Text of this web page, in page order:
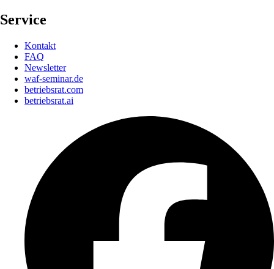
Service
Kontakt
FAQ
Newsletter
waf-seminar.de
betriebsrat.com
betriebsrat.ai